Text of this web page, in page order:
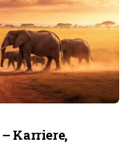
Karriere,